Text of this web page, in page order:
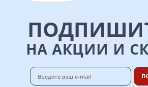
НА АКЦИИ И